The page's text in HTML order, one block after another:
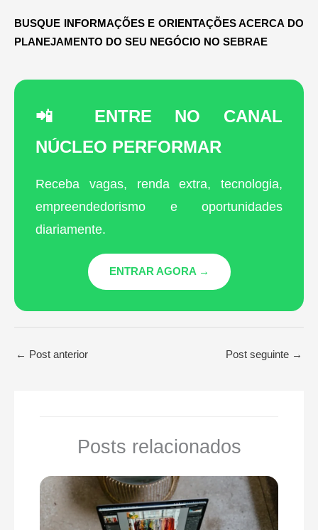
BUSQUE INFORMAÇÕES E ORIENTAÇÕES ACERCA DO
PLANEJAMENTO DO SEU NEGÓCIO NO SEBRAE
📲 ENTRE NO CANAL
NÚCLEO PERFORMAR
Receba vagas, renda extra, tecnologia,
empreendedorismo e oportunidades
diariamente.
ENTRAR AGORA →
← Post anterior Post seguinte →
Posts relacionados